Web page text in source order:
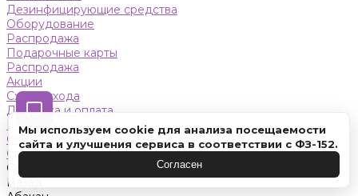
Дезинфицирующие средства
Оборудование
Распродажа
Подарочные карты
Распродажа
Акции
Схемы ухода
Доставка и оплата
Контакты
Обучение
Салон красоты
Оренбург
Назад
Мы используем cookie для анализа посещаемости
сайта и улучшения сервиса в соответствии с ФЗ-152.
Согласен